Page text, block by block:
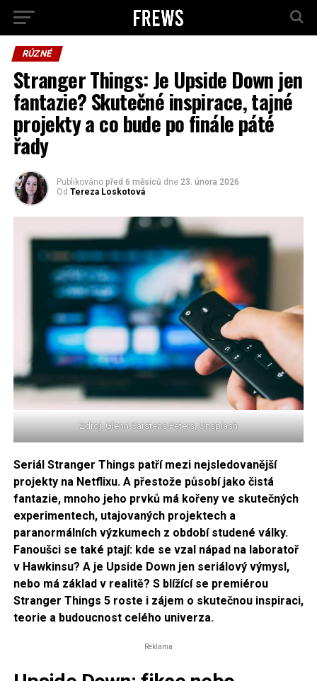
RŮZNÉ
Stranger Things: Je Upside Down jen
fantazie? Skutečné inspirace, tajné
projekty a co bude po finále páté
řady
Publikováno před 6 měsíců dne 23. února 2026
Od Tereza Loskotová
Zdroj: Glenn Carstens Peters, Unsplash
Seriál Stranger Things patří mezi nejsledovanější
projekty na Netflixu. A přestože působí jako čistá
fantazie, mnoho jeho prvků má kořeny ve skutečných
experimentech, utajovaných projektech a
paranormálních výzkumech z období studené války.
Fanoušci se také ptají: kde se vzal nápad na laboratoř
v Hawkinsu? A je Upside Down jen seriálový výmysl,
nebo má základ v realitě? S blížící se premiérou
Stranger Things 5 roste i zájem o skutečnou inspiraci,
teorie a budoucnost celého univerza.
Reklama